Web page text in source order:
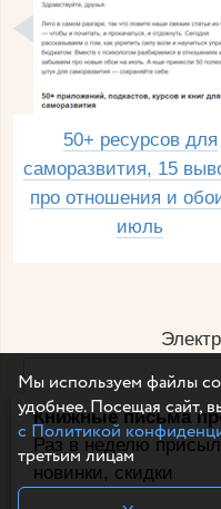
Книжные письма
Раз в неделю
новинки, скидки
50+ ресурсов для
саморазвития, 15
про отношения и
июль
Например,
Без
Мы используем файлы
удобнее. Посещая сайт,
с Политикой
третьим лицам